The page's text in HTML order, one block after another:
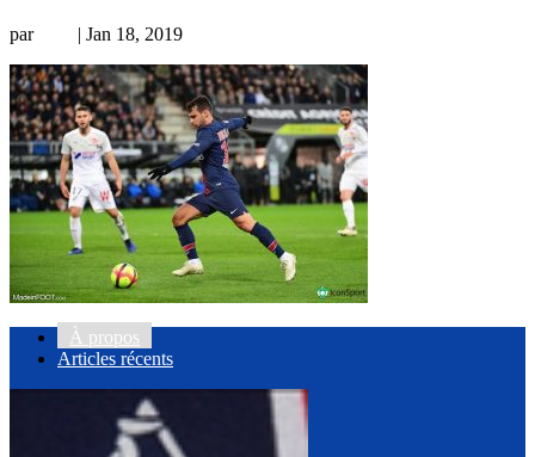
par | Jan 18, 2019
À propos
Articles récents